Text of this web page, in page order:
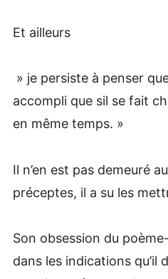
Et ailleurs
» je persiste à penser
accompli que sil se fait
en même temps. »
Il n’en est pas demeuré
préceptes, il a su les
Son obsession du
dans les indications qu’il